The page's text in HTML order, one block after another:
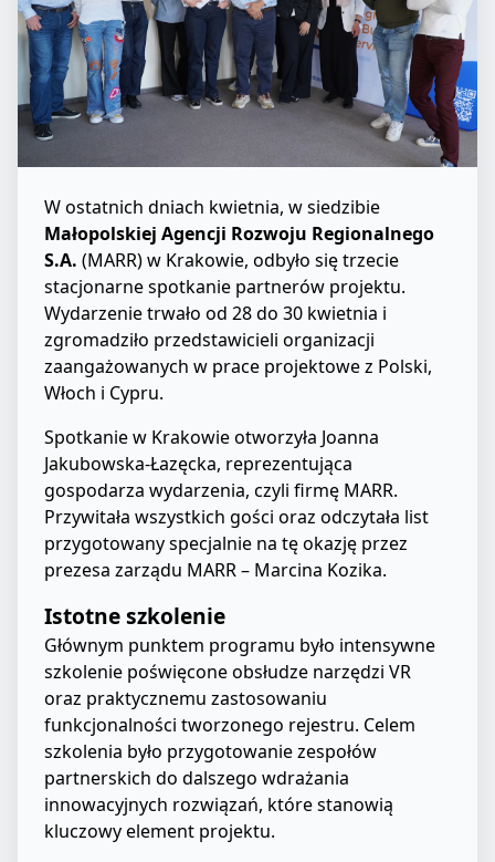
W ostatnich dniach kwietnia, w siedzibie
Małopolskiej Agencji Rozwoju Regionalnego
S.A. (MARR) w Krakowie, odbyło się trzecie
stacjonarne spotkanie partnerów projektu.
Wydarzenie trwało od 28 do 30 kwietnia i
zgromadziło przedstawicieli organizacji
zaangażowanych w prace projektowe z Polski,
Włoch i Cypru.
Spotkanie w Krakowie otworzyła Joanna
Jakubowska-Łazęcka, reprezentująca
gospodarza wydarzenia, czyli firmę MARR.
Przywitała wszystkich gości oraz odczytała list
przygotowany specjalnie na tę okazję przez
prezesa zarządu MARR – Marcina Kozika.
Istotne szkolenie
Głównym punktem programu było intensywne
szkolenie poświęcone obsłudze narzędzi VR
oraz praktycznemu zastosowaniu
funkcjonalności tworzonego rejestru. Celem
szkolenia było przygotowanie zespołów
partnerskich do dalszego wdrażania
innowacyjnych rozwiązań, które stanowią
kluczowy element projektu.